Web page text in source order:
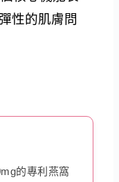
性的肌膚問
的專利燕窩